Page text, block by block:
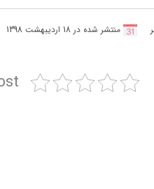
منتشر شده در 18 اردیبهشت 1398